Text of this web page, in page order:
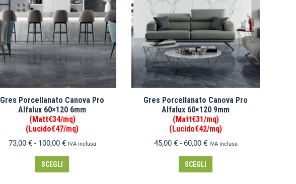
Gres Porcellanato Canova Pro
Alfalux 60×120 6mm
(Matt€34/mq)
(Lucido€47/mq)
73,00 € - 100,00 € IVA inclusa
SCEGLI
Gres Porcellanato Canova Pro
Alfalux 60×120 9mm
(Matt€31/mq)
(Lucido€42/mq)
45,00 € - 60,00 € IVA inclusa
SCEGLI